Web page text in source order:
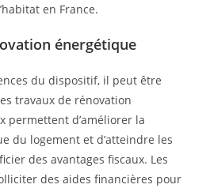
en France.
énergétique
du dispositif, il peut être
travaux de rénovation
permettent d’améliorer la
du logement et d’atteindre les
des avantages fiscaux. Les
des aides financières pour